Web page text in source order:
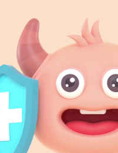
Service